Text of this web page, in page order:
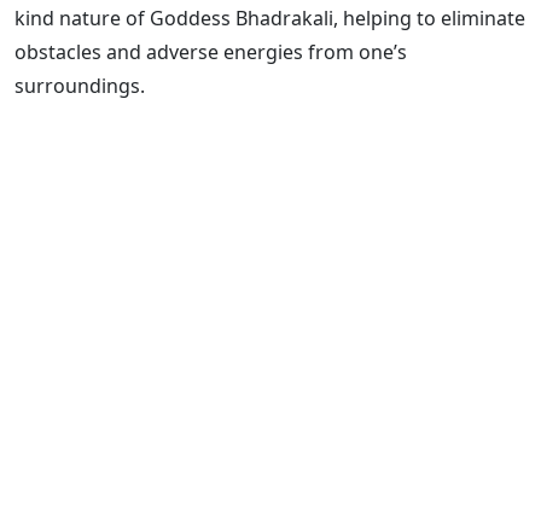
kind nature of Goddess Bhadrakali, helping to eliminate
obstacles and adverse energies from one’s
surroundings.